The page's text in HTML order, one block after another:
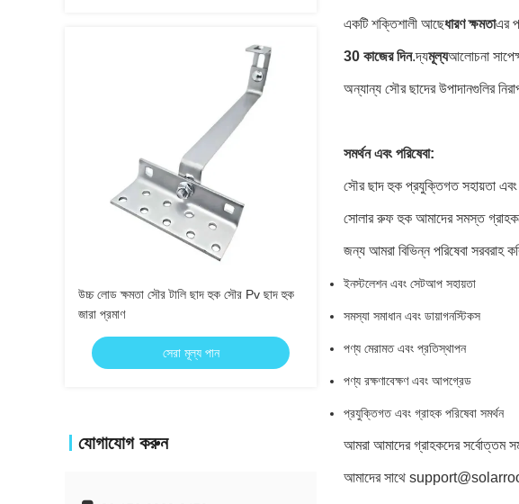
উচ্চ লোড ক্ষমতা সৌর টালি ছাদ হুক সৌর Pv ছাদ হুক
জারা প্রমাণ
সেরা মূল্য পান
যোগাযোগ করুন
একটি শক্তিশালী আছেধারণ ক্ষমতাএর
30 কাজের দিন.দ্যমূল্যআলোচনা
অন্যান্য সৌর ছাদের উপাদানগুলির
সমর্থন এবং পরিষেবা:
সৌর ছাদ হুক প্রযুক্তিগত সহায়তা এবং
সোলার রুফ হুক আমাদের সমস্ত
জন্য আমরা বিভিন্ন পরিষেবা সরবরাহ
ইনস্টলেশন এবং সেটআপ সহায়তা
সমস্যা সমাধান এবং ডায়াগনস্টিকস
পণ্য মেরামত এবং প্রতিস্থাপন
পণ্য রক্ষণাবেক্ষণ এবং আপগ্রেড
প্রযুক্তিগত এবং গ্রাহক পরিষেবা সমর্থন
আমরা আমাদের গ্রাহকদের সর্বোত্তম
আমাদের সাথে